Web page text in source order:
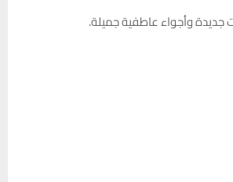
جديدة وأجواء عاطفية جميلة.